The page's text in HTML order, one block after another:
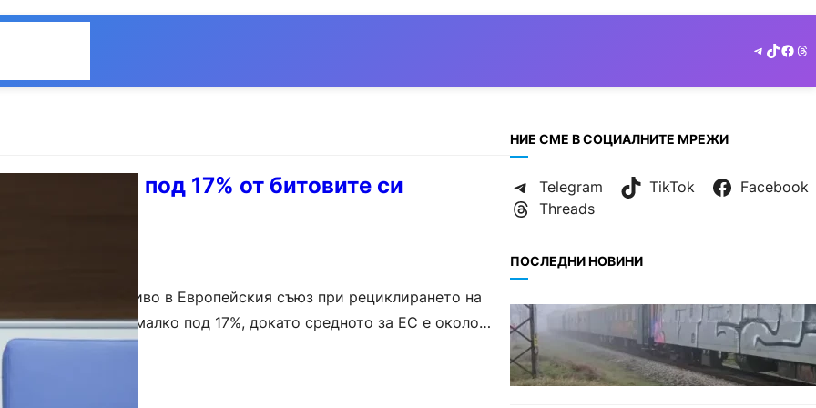
Telegram
TikTok
едва под 17% от битовите си
под средното ниво в Европейския съюз при рециклирането на
се рециклират малко под 17%, докато средното за ЕС е около
НИЕ СМЕ В СОЦИАЛНИТЕ МРЕЖИ
Telegram TikTok
Facebook
Threads
ПОСЛЕДНИ НОВИНИ
ОБЩЕСТВО
Бързият влак София – Варна
блъсна и уби жена край гара
Бутово